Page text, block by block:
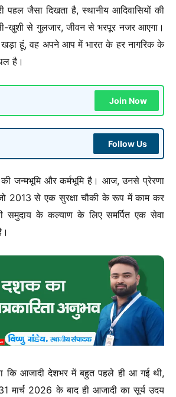
जैसा दिखता है, स्थानीय आदिवासियों की
खुशी से गुलजार, जीवन से भरपूर नजर आएगा।
हूं, वह अपने आप में भारत के हर नागरिक के
है।
Join Now
Follow Us
की जन्मभूमि और कर्मभूमि है। आज, उनसे प्रेरणा
2013 से एक सुरक्षा चौकी के रूप में काम कर
समुदाय के कल्याण के लिए समर्पित एक सेवा
कि आजादी देशभर में बहुत पहले ही आ गई थी,
मार्च 2026 के बाद ही आजादी का सूर्य उदय